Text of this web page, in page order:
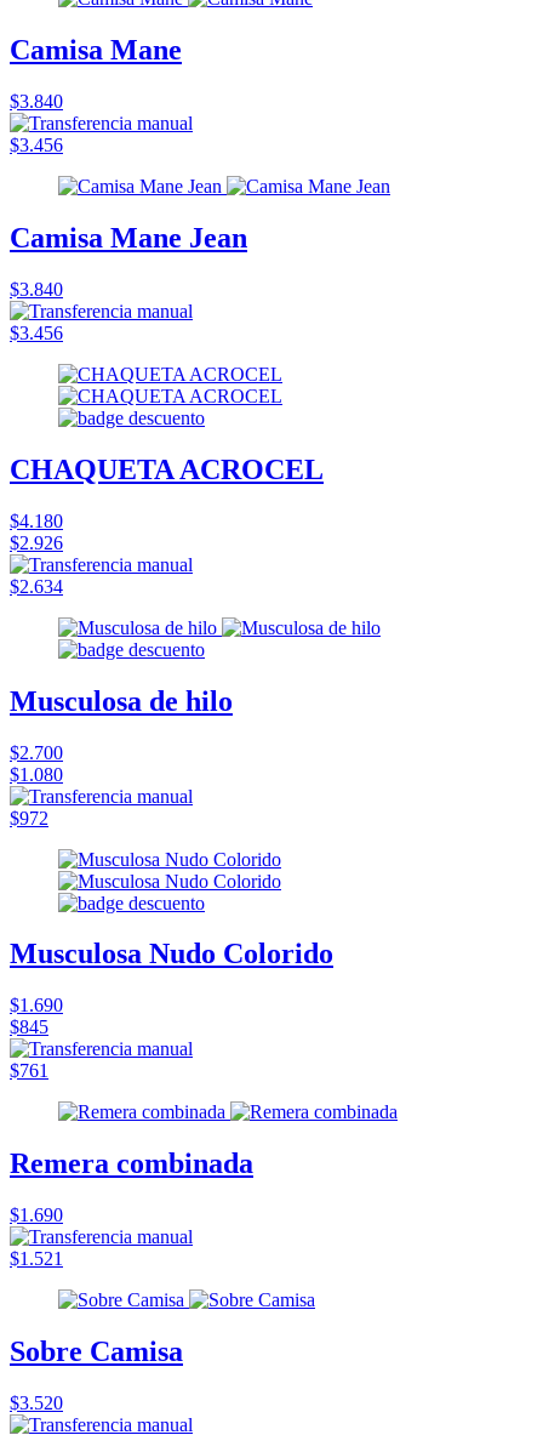
Camisa Mane
$3.840
$3.456
Camisa Mane Jean
$3.840
$3.456
CHAQUETA ACROCEL
$4.180
$2.926
$2.634
Musculosa de hilo
$2.700
$1.080
$972
Musculosa Nudo Colorido
$1.690
$845
$761
Remera combinada
$1.690
$1.521
Sobre Camisa
$3.520